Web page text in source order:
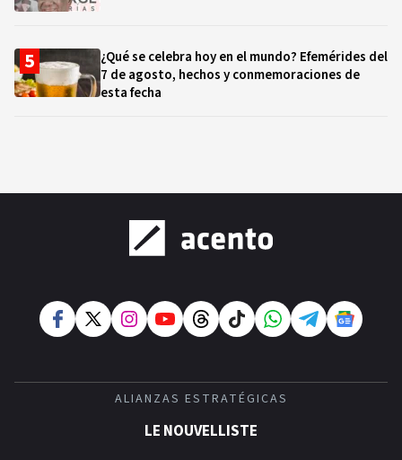
¿Qué se celebra hoy en el mundo? Efemérides del
7 de agosto, hechos y conmemoraciones de
esta fecha
ALIANZAS ESTRATÉGICAS
LE NOUVELLISTE